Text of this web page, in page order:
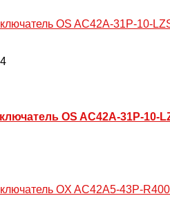
OS AC42A-31P-10-